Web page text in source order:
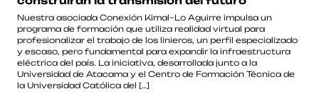
Nuestra asociada Conexión Kimal–Lo Aguirre impulsa un
programa de formación que utiliza realidad virtual para
profesionalizar el trabajo de los linieros, un perfil especializado
y escaso, pero fundamental para expandir la infraestructura
eléctrica del país. La iniciativa, desarrollada junto a la
Universidad de Atacama y el Centro de Formación Técnica de
la Universidad Católica del […]